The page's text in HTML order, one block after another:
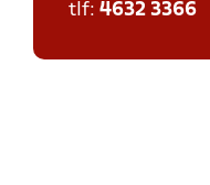
tlf: 4632 3366